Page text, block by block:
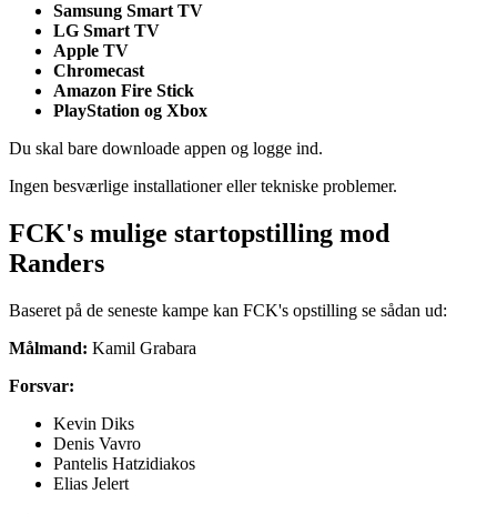
Samsung Smart TV
LG Smart TV
Apple TV
Chromecast
Amazon Fire Stick
PlayStation og Xbox
Du skal bare downloade appen og logge ind.
Ingen besværlige installationer eller tekniske problemer.
FCK's mulige startopstilling mod
Randers
Baseret på de seneste kampe kan FCK's opstilling se sådan ud:
Målmand: Kamil Grabara
Forsvar:
Kevin Diks
Denis Vavro
Pantelis Hatzidiakos
Elias Jelert